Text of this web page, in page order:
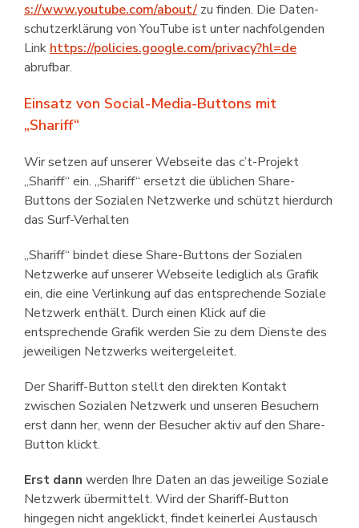
s://www.youtube.com/about/ zu finden. Die Daten­
schutz­erklärung von YouTube ist unter nachfolgenden
Link https://policies.google.com/privacy?hl=de
abrufbar.
Einsatz von Social-Media-Buttons mit
„Shariff“
Wir setzen auf unserer Webseite das c’t-Projekt
„Shariff“ ein. „Shariff“ ersetzt die üblichen Share-
Buttons der Sozialen Netzwerke und schützt hierdurch
das Surf-Verhalten
„Shariff“ bindet diese Share-Buttons der Sozialen
Netzwerke auf unserer Webseite lediglich als Grafik
ein, die eine Verlinkung auf das entsprechende Soziale
Netzwerk enthält. Durch einen Klick auf die
entsprechende Grafik werden Sie zu dem Dienste des
jeweiligen Netzwerks weitergeleitet.
Der Shariff-Button stellt den direkten Kontakt
zwischen Sozialen Netzwerk und unseren Besuchern
erst dann her, wenn der Besucher aktiv auf den Share-
Button klickt.
Erst dann werden Ihre Daten an das jeweilige Soziale
Netzwerk übermittelt. Wird der Shariff-Button
hingegen nicht angeklickt, findet keinerlei Austausch